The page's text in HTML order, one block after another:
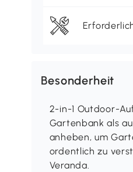
Besonderheit
2-in-1 Outdoor-
Gartenbank als
anheben, um
ordentlich zu
Veranda.